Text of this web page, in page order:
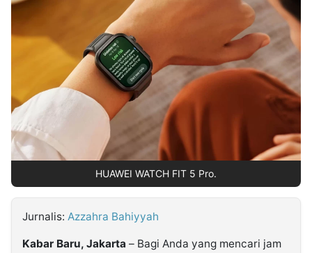
Partner
Dinamikapost.com
Seedbacklink
Follow
Kabarbaru
HUAWEI WATCH FIT 5 Pro.
Jurnalis: Azzahra Bahiyyah
Kabar Baru, Jakarta – Bagi Anda yang mencari jam